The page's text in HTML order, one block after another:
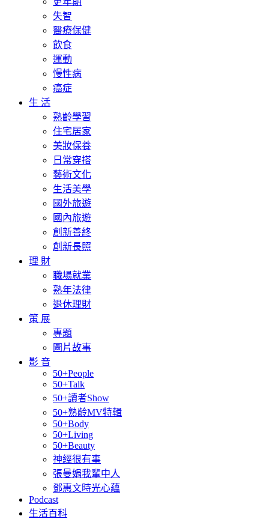
失智
醫療保健
飲食
運動
慢性病
癌症
生 活
熟齡學習
住宅居家
美妝保養
日常穿搭
藝術文化
生活美學
國外旅遊
國內旅遊
創新善終
創新長照
理 財
職場就業
熟年法律
退休理財
策 展
專題
圖片故事
影 音
50+People
50+Talk
50+讀者Show
50+熟齡MV特輯
50+Body
50+Living
50+Beauty
神經很有事
張曼娟我輩中人
鄧惠文時光心蘊
Podcast
生活百科